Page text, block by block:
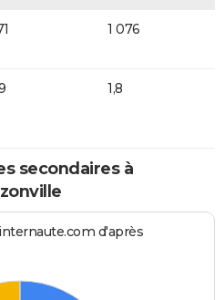
1 076
1,8
secondaires à
d'après